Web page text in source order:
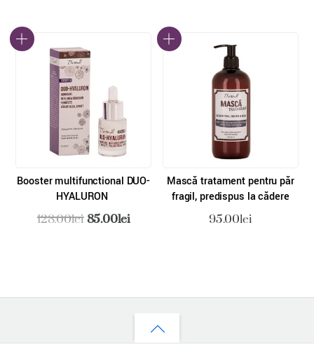
72.00lei.
55.00lei.
216.00lei.
Booster multifuncțional DUO-
HYALURON
128.00leiPrețul
85.00leiPrețul
Mască tratament pentru păr
fragil, predispus la cădere
95.00lei
Back